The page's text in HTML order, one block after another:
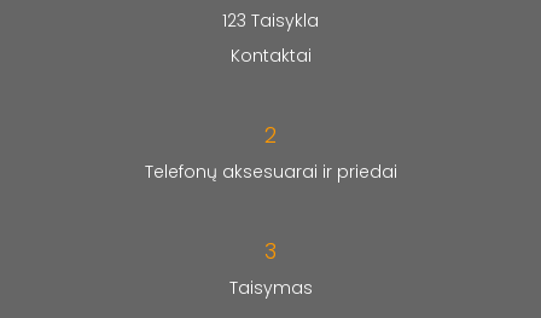
123 Taisykla
Kontaktai
2
Telefonų aksesuarai ir priedai
3
Taisymas